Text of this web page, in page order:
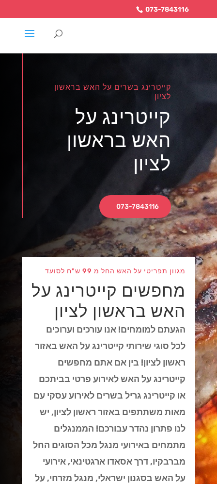
073-7843116
קייטרינג בשרים על האש בראשון
לציון
קייטרינג על
האש בראשון
לציון
073-7843116
מגוון תפריטי על האש החל מ 99 ש"ח לסועד
מחפשים קייטרינג על
האש בראשון לציון
הגעתם למומחים! אנו עורכים וערוכים
לכל סוגי שירותי קייטרינג על האש באזור
ראשון לציון! בין אם אתם מחפשים
קייטרינג על האש לאירוע פרטי בביתכם
או קייטרינג גריל בשרים לאירוע עסקי עם
מאות משתתפים באזור ראשון לציון, יש
לנו פתרון נהדר עבורכם! הממנגלים
מתמחים באירועי מנגל מכל הסוגים החל
מברבקיו, דרך אסאדו ארגטינאי, אירועי
על האש בסגנון ישראלי, מנגל מזרחי, על